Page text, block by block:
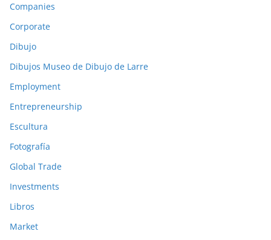
Companies
Corporate
Dibujo
Dibujos Museo de Dibujo de Larre
Employment
Entrepreneurship
Escultura
Fotografía
Global Trade
Investments
Libros
Market